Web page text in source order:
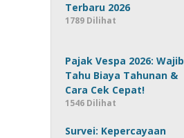
Terbaru 2026
1789 Dilihat
Pajak Vespa 2026: Wajib
Tahu Biaya Tahunan &
Cara Cek Cepat!
1546 Dilihat
Survei: Kepercayaan